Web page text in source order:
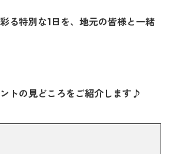
る特別な1日を、地元の皆様と一緒
トの見どころをご紹介します♪